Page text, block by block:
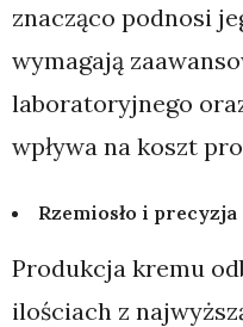
znacząco podnosi
wymagają
laboratoryjnego
wpływa na koszt
Rzemiosło i
Produkcja kremu
ilościach z